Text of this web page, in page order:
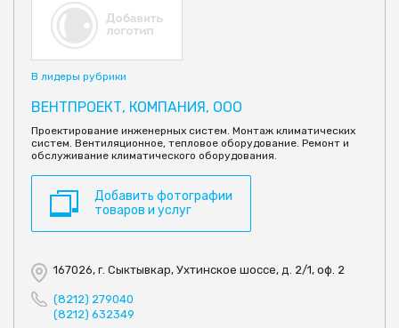
В лидеры рубрики
ВЕНТПРОЕКТ, КОМПАНИЯ, ООО
Проектирование инженерных систем. Монтаж климатических
систем. Вентиляционное, тепловое оборудование. Ремонт и
обслуживание климатического оборудования.
Добавить фотографии
товаров и услуг
167026, г. Сыктывкар, Ухтинское шоссе, д. 2/1, оф. 2
(8212) 279040
(8212) 632349